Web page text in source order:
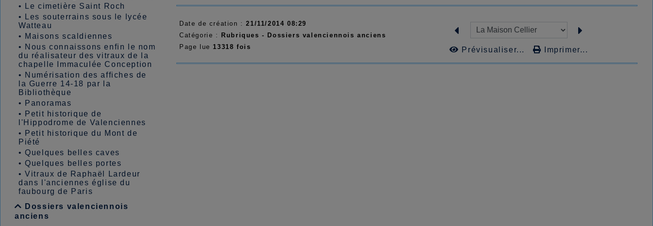
•
Le cimetière Saint Roch
•
Les souterrains sous le lycée
Watteau
• Maisons scaldiennes
• Nous connaissons enfin le nom
du réalisateur des vitraux de la
chapelle Immaculée Conception
• Numérisation des affiches de
la Guerre 14-18 par la
Bibliothèque
•
Panoramas
•
Petit historique de
l'Hippodrome de Valenciennes
•
Petit historique du Mont de
Piété
•Quelques belles caves
•Quelques belles portes
•Vitraux de Raphaël Lardeur
dans l'anciennes église du
faubourg de Paris
Dossiers valenciennois
anciens
Date de création :21/11/2014 08:29
Catégorie :
Rubriques - Dossiers valenciennois anciens
Page lue13318 fois Prévisualiser... Imprimer...